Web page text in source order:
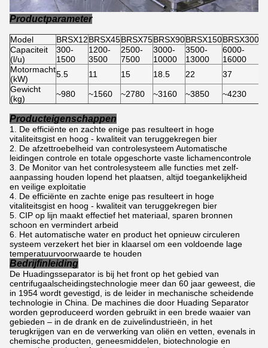
Productparameter
Model BRSX12BRSX45BRSX75BRSX90BRSX150BRSX300
Capaciteit
(l/u)
300-
1500
1200-
3500
2500-
7500
3000-
10000
3500-
13000
6000-
16000
Motormacht
(kW)
5.5 11 15 18.5 22
37
Gewicht
(kg)
~980 ~1560 ~2780 ~3160 ~3850 ~4230
Producteigenschappen
De efficiënte en zachte enige pas resulteert in hoge
vitaliteitsgist en hoog - kwaliteit van teruggekregen bier
De afzettroebelheid van controlesysteem Automatische
leidingen controle en totale opgeschorte vaste lichamencontrole
De Monitor van het controlesysteem alle functies met zelf-
aanpassing houden lopend het plaatsen, altijd toegankelijkheid
en veilige exploitatie
De efficiënte en zachte enige pas resulteert in hoge
vitaliteitsgist en hoog - kwaliteit van teruggekregen bier
CIP op lijn maakt effectief het materiaal, sparen bronnen
schoon en vermindert arbeid
Het automatische water en product het opnieuw circuleren
systeem verzekert het bier in klaarsel om een voldoende lage
temperatuurvoorwaarde te houden
Bedrijfinleiding
De Huadingsseparator is bij het front op het gebied van
centrifugaalscheidingstechnologie meer dan 60 jaar geweest, die
in 1954 wordt gevestigd, is de leider in mechanische scheidende
technologie in China. De machines die door Huading Separator
worden geproduceerd worden gebruikt in een brede waaier van
gebieden – in de drank en de zuivelindustrieën, in het
terugkrijgen van en de verwerking van oliën en vetten, evenals in
chemische producten, geneesmiddelen, biotechnologie en